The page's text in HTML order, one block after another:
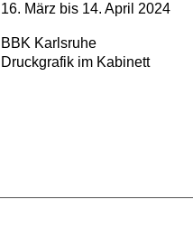
16. März bis 14. April 2024
BBK Karlsruhe
Druckgrafik im Kabinett